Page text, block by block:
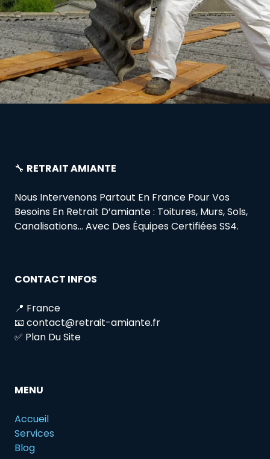
🔧 RETRAIT AMIANTE
Nous Intervenons Partout En France Pour Vos
Besoins En Retrait D’amiante : Toitures, Murs, Sols,
Canalisations… Avec Des Équipes Certifiées SS4.
CONTACT INFOS
📍 France
📧 contact@retrait-amiante.fr
✅ Plan Du Site
MENU
Accueil
Services
Blog